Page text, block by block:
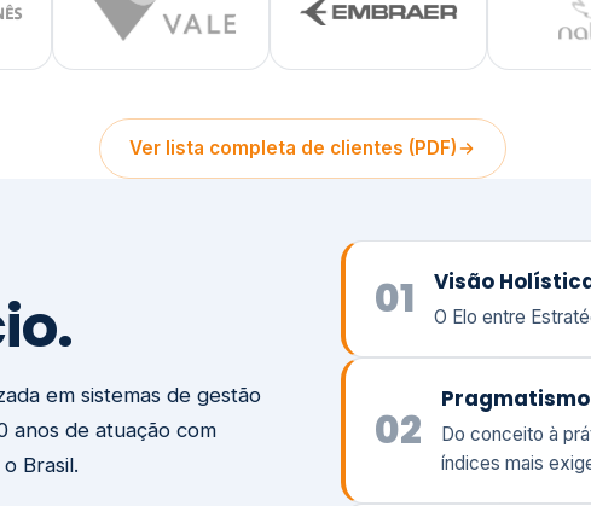
Ver lista completa de clientes (PDF)
em sistemas de gestão
anos de atuação com
Brasil.
01 Visão
O Elo entre
02
Do conceito à
índices mais